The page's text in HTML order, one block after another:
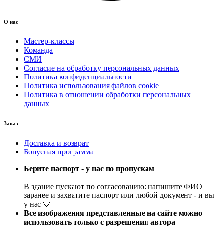
О нас
Мастер-классы
Команда
СМИ
Согласие на обработку персональных данных
Политика конфиденциальности
Политика использования файлов cookie
Политика в отношении обработки персональных
данных
Заказ
Доставка и возврат
Бонусная программа
Берите паспорт - у нас по пропускам
В здание пускают по согласованию: напишите ФИО
заранее и захватите паспорт или любой документ - и вы
у нас 💛
Все изображения представленные на сайте можно
использовать только с разрешения автора